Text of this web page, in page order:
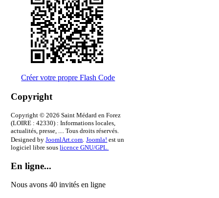
Créer votre propre Flash Code
Copyright
Copyright © 2026 Saint Médard en Forez
(LOIRE : 42330) : Informations locales,
actualités, presse, .... Tous droits réservés.
Designed byJoomlArt.com Joomla! est un
logiciel libre souslicence GNU/GPL.
En ligne...
Nous avons 40 invités en ligne